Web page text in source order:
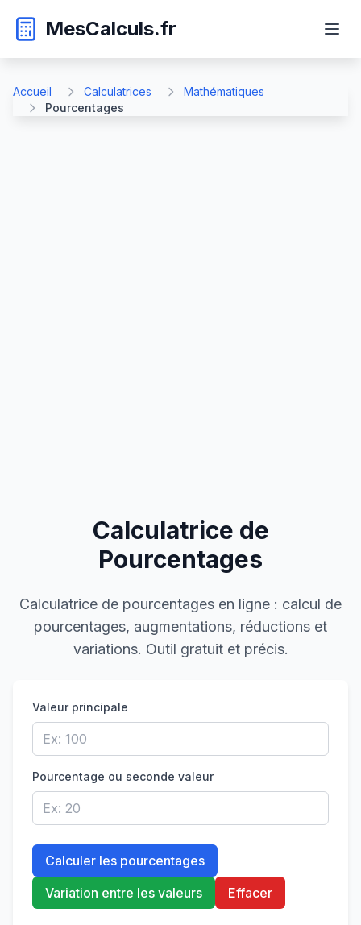
MesCalculs.fr
Accueil Calculatrices
Mathématiques
Pourcentages
Calculatrice de
Pourcentages
Calculatrice de pourcentages en ligne : calcul de
pourcentages, augmentations, réductions et
variations. Outil gratuit et précis.
Valeur principale
Pourcentage ou seconde valeur
Calculer les pourcentages
Variation entre les valeurs
Effacer